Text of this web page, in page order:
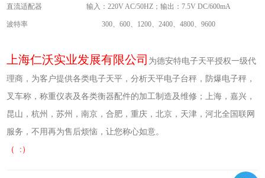
直流适配器 输入：220V AC/50HZ；输出：7.5V DC/600mA
波特率 300、600、1200、2400、4800、9600
上海仁沃实业发展有限公司 为德安特电子天平授权一级代
理商，为客户提供各类电子天平，分析天平电子台秤，防爆电子秤，
叉车称，称重仪表及各类衡器配件的加工制造及维修；上海，嘉兴，
昆山，杭州，苏州，南京，合肥，重庆，北京，天津，河北全国联网
服务，不用再为售后烦恼，让您称心如意。
（ :）